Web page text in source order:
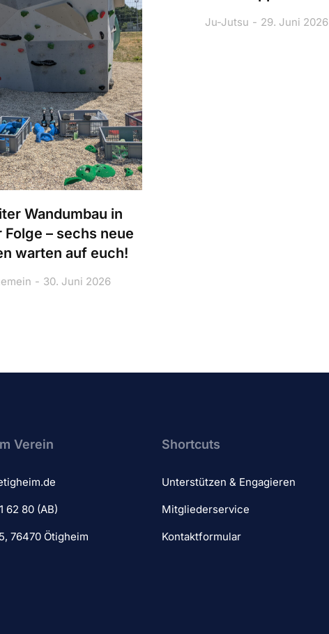
Wandumbau in
Folge – sechs neue
warten auf euch!
30. Juni 2026
Ju-Jutsu 29. Juni 2026
Verein​
62 80 (AB)
76470 Ötigheim
Shortcuts
Unterstützen & Engagieren
Mitgliederservice
Kontaktformular